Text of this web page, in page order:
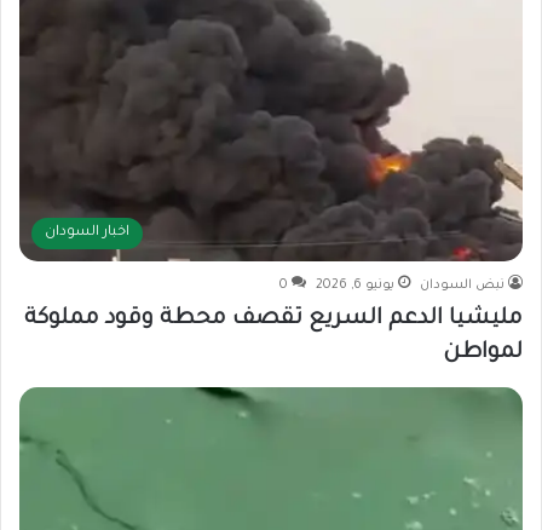
اخبار السودان
نبض السودان يونيو 6, 2026 0
مليشيا الدعم السريع تقصف محطة وقود مملوكة
لمواطن